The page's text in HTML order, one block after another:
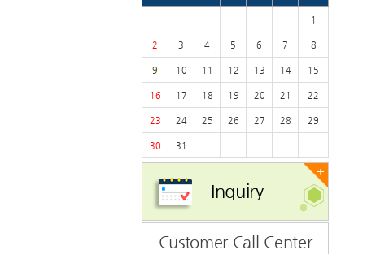
1
2 3 4 5 6 7 8
9 10 11 12 13 14 15
16 17 18 19 20 21 22
23 24 25 26 27 28 29
30 31
+
Inquiry
Customer Call Center